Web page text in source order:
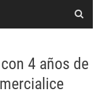
4 años de